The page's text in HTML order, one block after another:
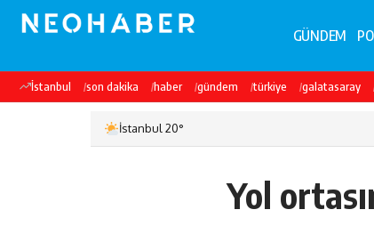
GÜNDEM
İstanbul son dakika haber gündem türkiye galatasaray
İstanbul 20°
Yol